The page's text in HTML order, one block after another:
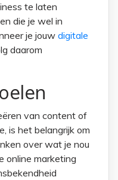
te laten
die je wel in
je jouwdigitale
daarom
van content of
is het belangrijk om
over wat je nou
online marketing